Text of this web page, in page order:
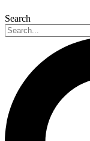
Search